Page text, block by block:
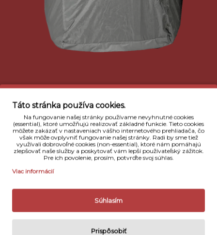
Táto stránka používa cookies.
Na fungovanie našej stránky používame nevyhnutné cookies
(essential), ktoré umožňujú realizovať základné funkcie. Tieto cookies
môžete zakázať v nastaveniach vášho internetového prehliadača, čo
však môže ovplyvniť fungovanie našej stránky. Radi by sme tiež
využívali dobrovoľné cookies (non-essential), ktoré nám pomáhajú
zlepšovať naše služby a poskytovať vám lepší používateľský zážitok.
Pre ich povolenie, prosím, potvrďte svoj súhlas.
Viac informácií
Súhlasím
Prispôsobiť